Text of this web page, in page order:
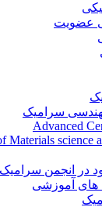
عضویت
سرامیک
Advanced
Materials science
در انجمن سرامیک
های آموزشی